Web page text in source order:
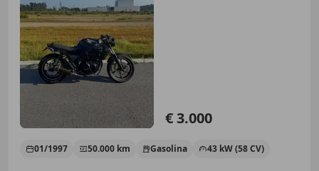
€ 3.000
01/1997 50.000 km Gasolina 43 kW (58 CV)